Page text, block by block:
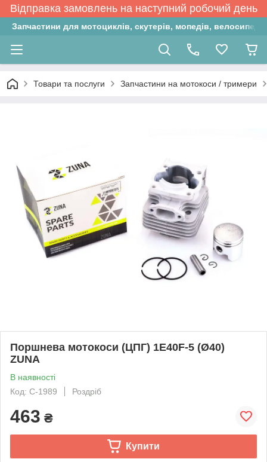
Відправка замовлень на наступний робочий день
Запчастини для мотоциклів, скутерів, мопедів,
Товари та послуги Запчастини на мотокоси / тримери
Поршнева мотокоси (ЦПГ) 1E40F-5 (Ø40)
ZUNA
В наявності
Код: C-1989
Роздріб
463 ₴
Купити